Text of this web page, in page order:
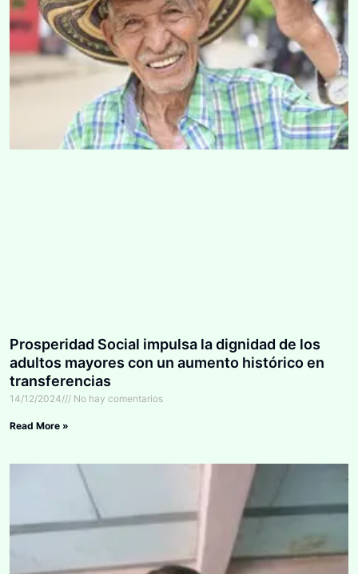
Prosperidad Social impulsa la dignidad de los
adultos mayores con un aumento histórico en
transferencias
14/12/2024 No hay comentarios
Read More »